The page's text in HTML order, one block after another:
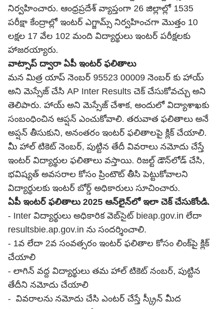
నిర్వహించారు. ఆంధ్రప్రదేశ్ వ్యాప్తంగా 26 జిల్లాల్లో 1535
పరీక్షా కేంద్రాల్లో ఇంటర్ ఎగ్జామ్స్ నిర్వహించగా మొత్తం 10
లక్షల 17 వేల 102 మంది విద్యార్థులు ఇంటర్ పరీక్షలకు
హాజరయ్యారు.
వాట్సాప్ ద్వారా ఏపీ ఇంటర్ ఫలితాలు
మన మిత్ర యాప్‌ నెంబర్ 95523 00009 నెంబర్ కు హాయ్
అని మెస్సేజ్ చేసి AP Inter Results చెక్ చేసుకోవచ్చు అని
తెలిపారు. హాయ్ అని మెస్సేజ్ చేశాక, అందులో విద్యాశాఖకు
సంబంధించిన ఆప్షన్ ఎంచుకోవాలి. తరువాత ఫలితాలు అనే
అప్షన్ తీసుకుని, అనంతరం ఇంటర్ ఫలితాలపై క్లిక్ చేయాలి.
మీ హాల్ టికెట్ నెంబర్, పుట్టిన తేదీ వివరాలు నమోదు చేస్తే
ఇంటర్ విద్యార్థుల ఫలితాలు వస్తాయి. రిజల్ట్ డౌన్‌లోడ్ చేసి,
భవిష్యత్ అవసరాల కోసం ప్రింటౌట్ తీసి పెట్టుకోవాలని
విద్యార్థులకు ఇంటర్ బోర్డ్ అధికారులు సూచించారు.
ఏపీ ఇంటర్ ఫలితాలు 2025 ఆన్‌లైన్‌లో ఇలా చెక్ చేసుకోండి.
- Inter విద్యార్థులు అధికారిక వెబ్‌సైట్‌ bieap.gov.in లేదా
resultsbie.ap.gov.in ను సందర్శించాలి.
- 1వ లేదా 2వ సంవత్సరం ఇంటర్ ఫలితాల కోసం లింక్‌పై క్లిక్
చేయాలి
- లాగిన్ వద్ద విద్యార్థులు తమ హాల్ టికెట్ నంబర్, పుట్టిన
తేదీని నమోదు చేయాలి
- వివరాలను నమోదు చేసి ఎంటర్ చేస్తే స్క్రీన్ మీద